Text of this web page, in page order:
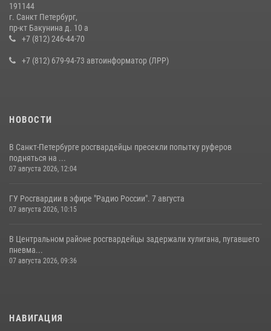
В Ленобласти сотрудники Росгвардии провели встречу с
воспитанниками детского клуба «Умные каникулы»
191144
г. Санкт Петербург,
пр-кт Бакунина д. 10 а
+7 (812) 246-44-70
+7 (812) 679-94-73 автоинформатор (ЛРР)
НОВОСТИ
В Санкт-Петербурге росгвардейцы пресекли попытку руферов
подняться на ...
07 августа 2026, 12:04
ГУ Росгвардии в эфире "Радио России". 7 августа
07 августа 2026, 10:15
В Центральном районе росгвардейцы задержали хулигана, пугавшего
пневма...
07 августа 2026, 09:36
НАВИГАЦИЯ